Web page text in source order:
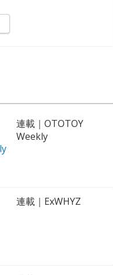
連載｜OTOTOY
Weekly
連載｜ExWHYZ